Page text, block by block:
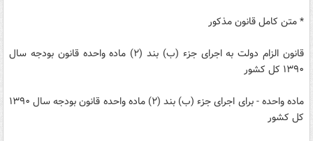
* متن کامل قانون مذکور
قانون الزام دولت به اجرای جزء (ب) بند (۲) ماده واحده قانون بودجه سال
۱۳۹۰ کل کشور
ماده واحده - برای اجرای جزء (ب) بند (۲) ماده واحده قانون بودجه سال ۱۳۹۰
کل کشور